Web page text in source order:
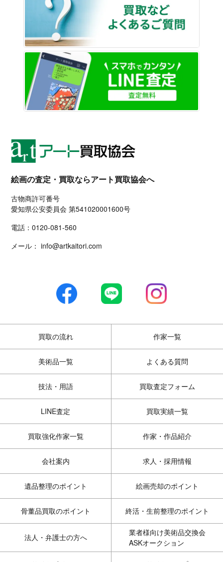
絵画の査定・買取ならアート買取協会へ
古物商許可番号
愛知県公安委員会 第541020001600号
電話：0120-081-560
メール： info@artkaitori.com
買取の流れ 作家一覧
美術品一覧 よくある質問
技法・用語 買取査定フォーム
LINE査定 買取実績一覧
買取強化作家一覧 作家・作品紹介
会社案内 求人・採用情報
遺品整理のポイント 絵画売却のポイント
骨董品買取のポイント 終活・生前整理のポイント
法人・弁護士の方へ
業者様向け美術品交換会
ASKオークション